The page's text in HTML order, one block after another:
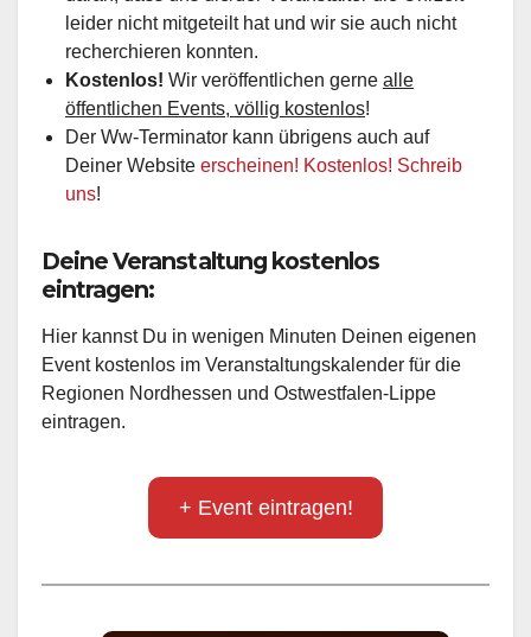
leider nicht mitgeteilt hat und wir sie auch nicht
recherchieren konnten.
Kostenlos! Wir veröffentlichen gerne alle
öffentlichen Events, völlig kostenlos!
Der Ww-Terminator kann übrigens auch auf
Deiner Website erscheinen! Kostenlos! Schreib
uns!
Deine Veranstaltung kostenlos
eintragen:
Hier kannst Du in wenigen Minuten Deinen eigenen
Event kostenlos im Veranstaltungskalender für die
Regionen Nordhessen und Ostwestfalen-Lippe
eintragen.
+ Event eintragen!